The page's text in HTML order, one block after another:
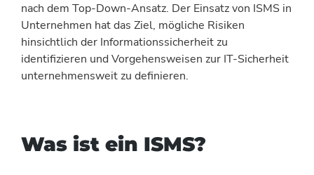
nach dem Top-Down-Ansatz. Der Einsatz von ISMS in
Unternehmen hat das Ziel, mögliche Risiken
hinsichtlich der Informationssicherheit zu
identifizieren und Vorgehensweisen zur IT-Sicherheit
unternehmensweit zu definieren.
Was ist ein ISMS?